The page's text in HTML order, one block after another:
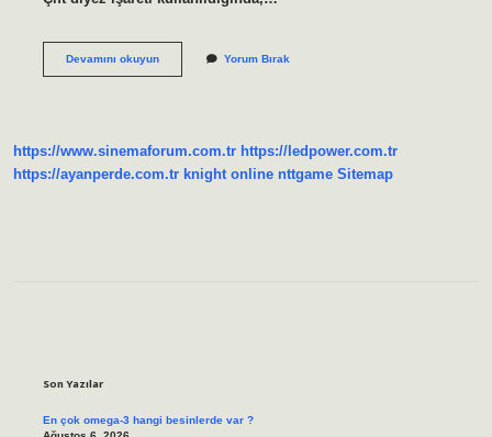
Devamını okuyunDiyez
Yorum Bırak
https://www.sinemaforum.com.tr https://ledpower.com.tr
https://ayanperde.com.tr knight online nttgame Sitemap
Son Yazılar
En çok omega-3 hangi besinlerde var ?